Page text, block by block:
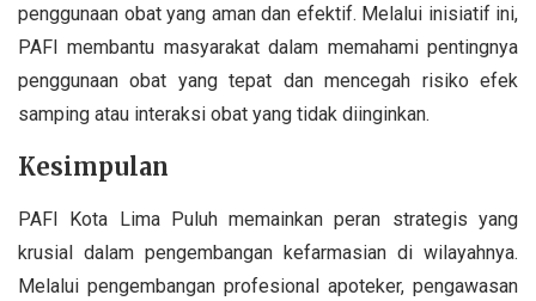
penggunaan obat yang aman dan efektif. Melalui inisiatif ini,
PAFI membantu masyarakat dalam memahami pentingnya
penggunaan obat yang tepat dan mencegah risiko efek
samping atau interaksi obat yang tidak diinginkan.
Kesimpulan
PAFI Kota Lima Puluh memainkan peran strategis yang
krusial dalam pengembangan kefarmasian di wilayahnya.
Melalui pengembangan profesional apoteker, pengawasan